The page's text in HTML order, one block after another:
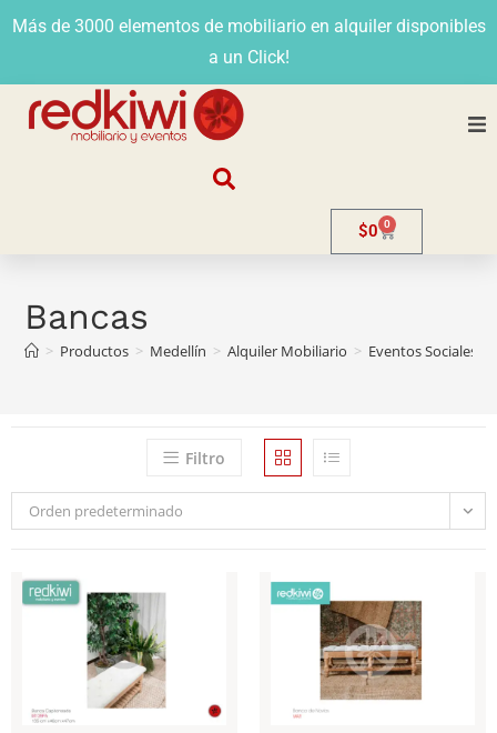
Más de 3000 elementos de mobiliario en alquiler disponibles
a un Click!
Venta
Contacto
$0 0
Bancas
> Productos > Medellín > Alquiler Mobiliario > Eventos Sociales
Filtro
Orden predeterminado